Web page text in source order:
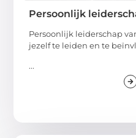
Persoonlijk
Persoonlijk leiderschap
jezelf te leiden en te
...